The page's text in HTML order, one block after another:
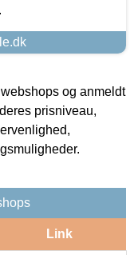
og anmeldt
prisniveau,
Link